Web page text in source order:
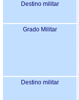
Destino militar
Grado Militar
Destino militar